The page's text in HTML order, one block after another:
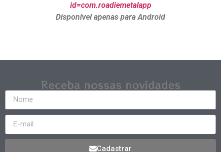
id=com.roadiemetalapp
Disponível apenas para Android
Receba nossas novidades
Cadastrar